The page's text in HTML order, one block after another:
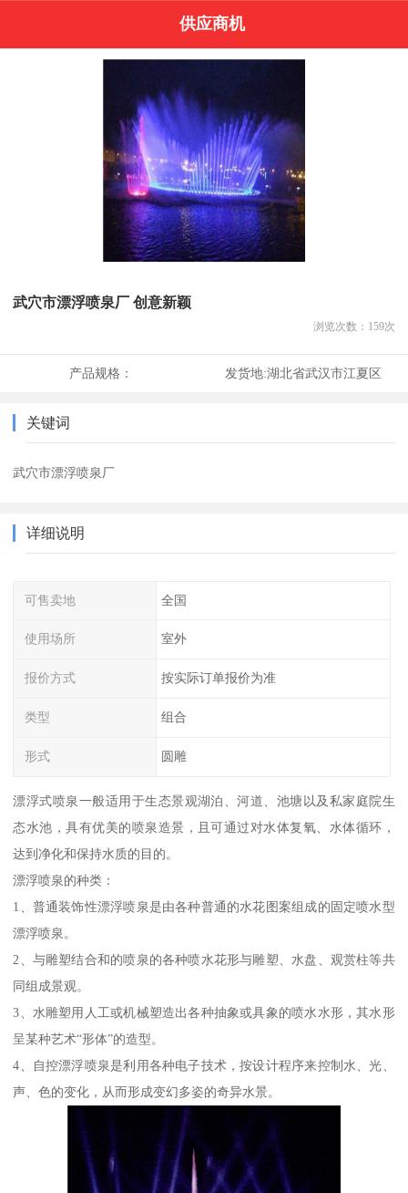
供应商机
武穴市漂浮喷泉厂 创意新颖
浏览次数： 159次
产品规格： 发货地:湖北省武汉市江夏区
关键词
武穴市漂浮喷泉厂
详细说明
可售卖地 全国
使用场所 室外
报价方式 按实际订单报价为准
类型 组合
形式 圆雕
漂浮式喷泉一般适用于生态景观湖泊、河道、池塘以及私家庭院生
态水池，具有优美的喷泉造景，且可通过对水体复氧、水体循环，
达到净化和保持水质的目的。
漂浮喷泉的种类：
1、普通装饰性漂浮喷泉是由各种普通的水花图案组成的固定喷水型
漂浮喷泉。
2、与雕塑结合和的喷泉的各种喷水花形与雕塑、水盘、观赏柱等共
同组成景观。
3、水雕塑用人工或机械塑造出各种抽象或具象的喷水水形，其水形
呈某种艺术“形体”的造型。
4、自控漂浮喷泉是利用各种电子技术，按设计程序来控制水、光、
声、色的变化，从而形成变幻多姿的奇异水景。